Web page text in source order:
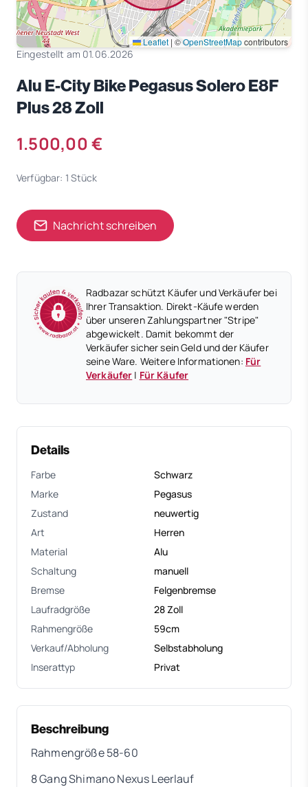
Leaflet | ©OpenStreetMapcontributors
Eingestellt am 01.06.2026
Alu E-City Bike Pegasus Solero E8F
Plus 28 Zoll
1.500,00 €
Verfügbar: 1 Stück
Nachricht schreiben
Radbazar schützt Käufer und Verkäufer bei
Ihrer Transaktion. Direkt-Käufe werden
über unseren Zahlungspartner "Stripe"
abgewickelt. Damit bekommt der
Verkäufer sicher sein Geld und der Käufer
seine Ware. Weitere Informationen: Für
Verkäufer | Für Käufer
Details
Farbe
Schwarz
Marke
Pegasus
Zustand
neuwertig
Art
Herren
Material
Alu
Schaltung
manuell
Bremse
Felgenbremse
Laufradgröße
28 Zoll
Rahmengröße
59cm
Verkauf/Abholung
Selbstabholung
Inserattyp
Privat
Beschreibung
Rahmengröße 58-60
8 Gang Shimano Nexus Leerlauf